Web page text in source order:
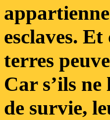
esclaves.
terres
Car s’ils ne
de survie,